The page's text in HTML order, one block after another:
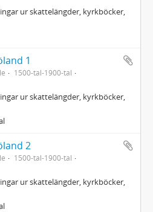
ur skattelängder, kyrkböcker,
1
1500-tal-1900-tal
ur skattelängder, kyrkböcker,
2
1500-tal-1900-tal
ur skattelängder, kyrkböcker,